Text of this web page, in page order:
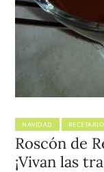
NAVIDAD
Roscón de
¡Vivan las